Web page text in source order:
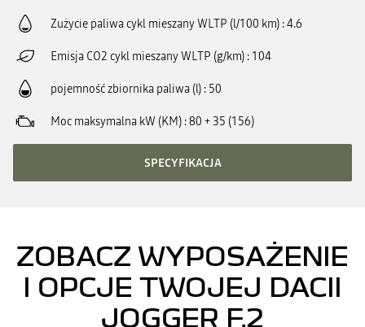
Zużycie paliwa cykl mieszany WLTP (l/100 km) 4.6
Emisja CO2 cykl mieszany WLTP (g/km) 104
pojemność zbiornika paliwa (l) 50
Moc maksymalna kW (KM) 80 + 35 (156)
SPECYFIKACJA
ZOBACZ WYPOSAŻENIE
I OPCJE TWOJEJ DACII
JOGGER F.2